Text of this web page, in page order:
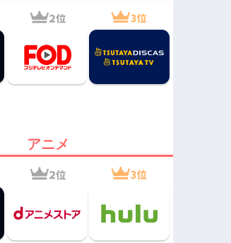
アニメ